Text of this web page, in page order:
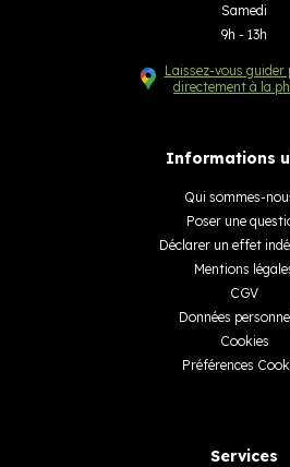
Samedi
9h - 13h
Laissez-vous guider
directement à la
Informations
Qui sommes-
Poser une
Déclarer un effet
Mentions
CGV
Données
Cookies
Préférences
Services